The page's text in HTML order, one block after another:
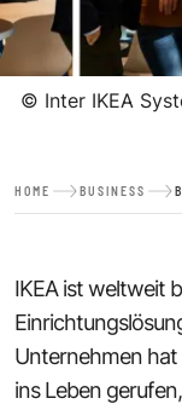
© Inter IKEA
HOME BUSINESS
IKEAist weltweit
Unternehmen
ins Leben